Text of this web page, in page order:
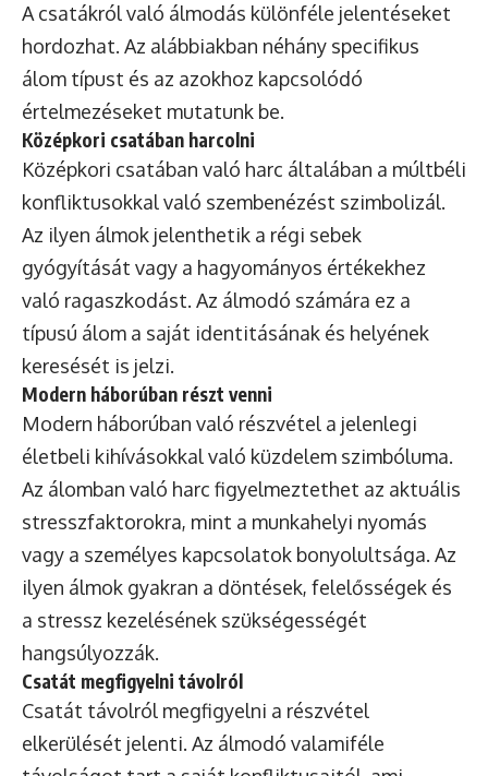
A csatákról való álmodás különféle jelentéseket
hordozhat. Az alábbiakban néhány specifikus
álom típust és az azokhoz kapcsolódó
értelmezéseket mutatunk be.
Középkori csatában harcolni
Középkori csatában való harc általában a múltbéli
konfliktusokkal való szembenézést szimbolizál.
Az ilyen álmok jelenthetik a régi sebek
gyógyítását vagy a hagyományos értékekhez
való ragaszkodást. Az álmodó számára ez a
típusú álom a saját identitásának és helyének
keresését is jelzi.
Modern háborúban részt venni
Modern háborúban való részvétel a jelenlegi
életbeli kihívásokkal való küzdelem szimbóluma.
Az álomban való harc figyelmeztethet az aktuális
stresszfaktorokra, mint a munkahelyi nyomás
vagy a személyes kapcsolatok bonyolultsága. Az
ilyen álmok gyakran a döntések, felelősségek és
a stressz kezelésének szükségességét
hangsúlyozzák.
Csatát megfigyelni távolról
Csatát távolról megfigyelni a részvétel
elkerülését jelenti. Az álmodó valamiféle